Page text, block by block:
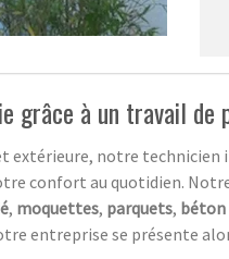
grâce à un travail de
extérieure, notre technicien
confort au quotidien.
, moquettes, parquets, béton
entreprise se présente